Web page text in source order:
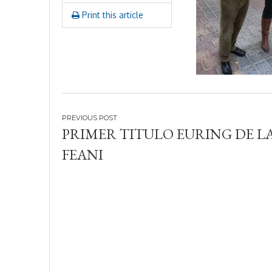
Print this article
Navegación
de
entradas
PRIMER TITULO EURING DE
FEANI